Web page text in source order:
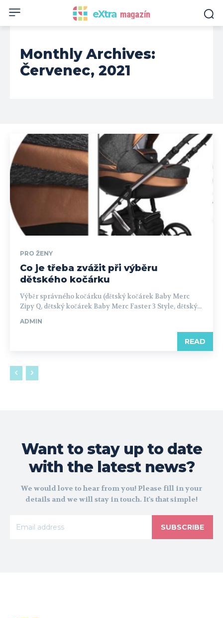
eXtra magazín
Monthly Archives:
Červenec, 2021
PRO ŽENY
Co je třeba zvážit při výběru
dětského kočárku
Výběr správného kočárku (dětský kočárek Baby Merc
Zipy Q, dětský kočárek Baby Merc Faster 3 Style, dětský...
ADMIN
READ
Want to stay up to date
with the latest news?
We would love to hear from you! Please fill in your
details and we will stay in touch. It's that simple!
SUBSCRIBE